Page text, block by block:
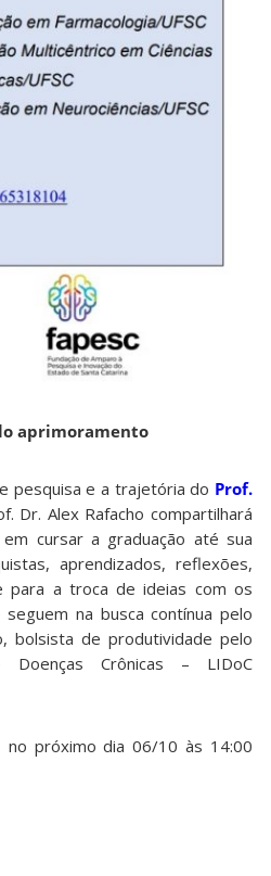
aprimoramento
pesquisa e a trajetória do Prof.
Dr. Alex Rafacho compartilhará
cursar a graduação até sua
aprendizados, reflexões,
para a troca de ideias com os
na busca contínua pelo
bolsista de produtividade pelo
Crônicas – LIDoC
no próximo dia 06/10 às 14:00